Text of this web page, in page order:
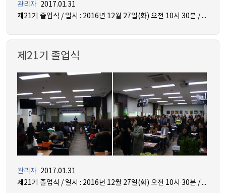
관리자 2017.01.31
제21기 졸업식 / 일시 : 2016년 12월 27일(화) 오전 10시 30분 / 장소 : 인산관 지하 1층 꿈 강의실
제21기 졸업식
관리자 2017.01.31
제21기 졸업식 / 일시 : 2016년 12월 27일(화) 오전 10시 30분 / 장소 : 인산관 지하 1층 꿈 강의실